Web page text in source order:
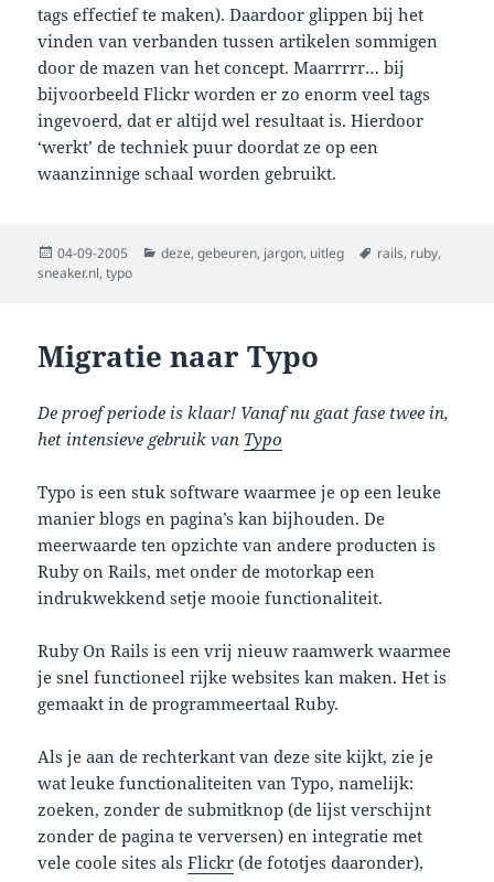
tags effectief te maken). Daardoor glippen bij het
vinden van verbanden tussen artikelen sommigen
door de mazen van het concept. Maarrrrr… bij
bijvoorbeeld Flickr worden er zo enorm veel tags
ingevoerd, dat er altijd wel resultaat is. Hierdoor
‘werkt’ de techniek puur doordat ze op een
waanzinnige schaal worden gebruikt.
Posted
on
04-09-2005 Categories
deze,gebeuren, jargon, uitleg Tags
rails, ruby,
sneaker.nl,typo
Migratie naar Typo
De proef periode is klaar! Vanaf nu gaat fase twee in,
het intensieve gebruik van Typo
Typo is een stuk software waarmee je op een leuke
manier blogs en pagina’s kan bijhouden. De
meerwaarde ten opzichte van andere producten is
Ruby on Rails, met onder de motorkap een
indrukwekkend setje mooie functionaliteit.
Ruby On Rails is een vrij nieuw raamwerk waarmee
je snel functioneel rijke websites kan maken. Het is
gemaakt in de programmeertaal Ruby.
Als je aan de rechterkant van deze site kijkt, zie je
wat leuke functionaliteiten van Typo, namelijk:
zoeken, zonder de submitknop (de lijst verschijnt
zonder de pagina te verversen) en integratie met
vele coole sites alsFlickr (de fototjes daaronder),